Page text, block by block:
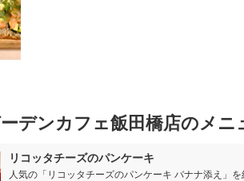
デンカフェ飯田橋店のメニ
リコッタチーズのパンケーキ
人気の「リコッタチーズのパンケーキ バナナ添え」